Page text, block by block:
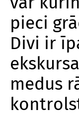
pieci
Divi ir
medus